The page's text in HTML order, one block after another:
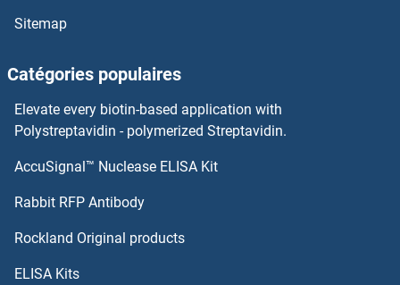
PPP1R7 Anticorps
PPP4R1 Anticorps
Sitemap
Catégories populaires
Elevate every biotin-based application with
Polystreptavidin - polymerized Streptavidin.
AccuSignal™ Nuclease ELISA Kit
Rabbit RFP Antibody
Rockland Original products
ELISA Kits